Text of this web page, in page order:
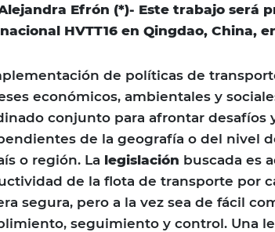
Efrón (*)- Este trabajo será
HVTT16 en Qingdao, China,
de políticas de
económicos, ambientales y
conjunto para afrontar desafíos
de la geografía o del nivel
o región. La legislación buscada es
de la flota de transporte por
segura, pero a la vez sea de fácil
seguimiento y control. Una